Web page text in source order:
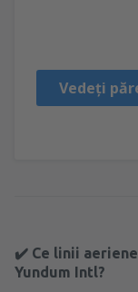
Vedeți
✔️ Ce linii
Yundum Intl?